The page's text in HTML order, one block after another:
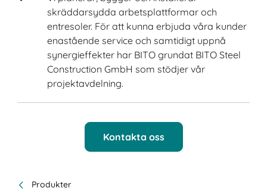
skräddarsydda arbetsplattformar och
entresoler. För att kunna erbjuda våra kunder
enastående service och samtidigt uppnå
synergieffekter har BITO grundat BITO Steel
Construction GmbH som stödjer vår
projektavdelning.
Kontakta oss
Produkter